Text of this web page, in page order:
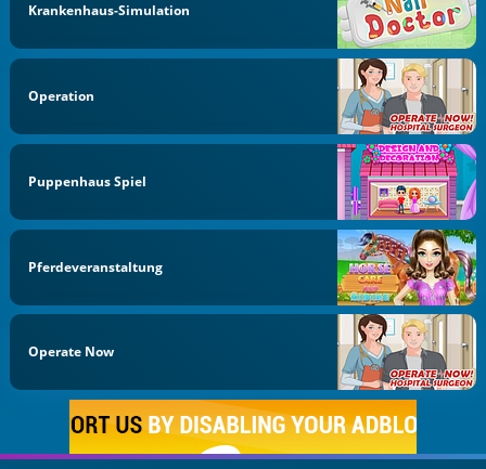
Krankenhaus-Simulation
Operation
Puppenhaus Spiel
Pferdeveranstaltung
Operate Now